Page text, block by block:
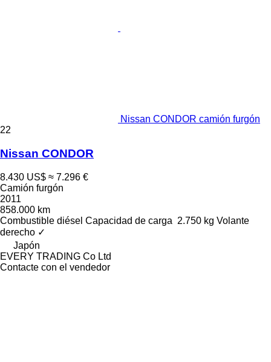
Nissan CONDOR camión furgón
22
Nissan CONDOR
8.430 US$ ≈ 7.296 €
Camión furgón
2011
858.000 km
Combustible diésel Capacidad de carga 2.750 kg Volante
derecho ✓
Japón
EVERY TRADING Co Ltd
Contacte con el vendedor